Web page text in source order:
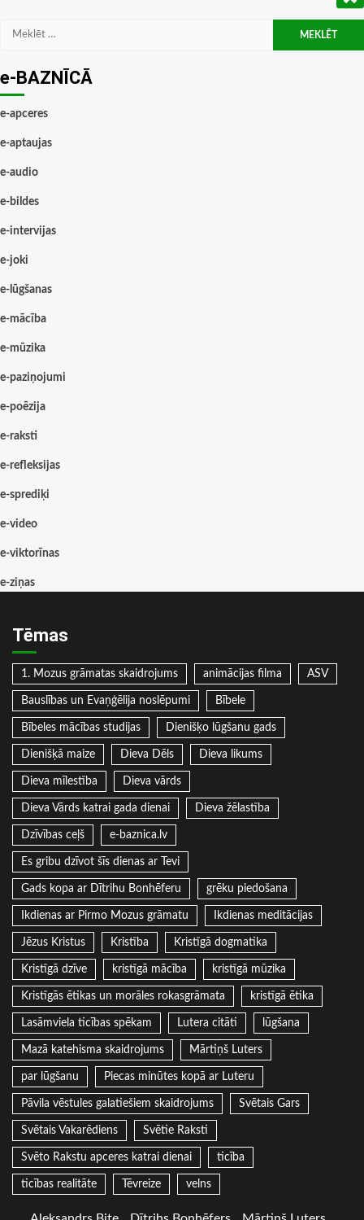
Meklēt:
e-BAZNĪCĀ
e-apceres
e-aptaujas
e-audio
e-bildes
e-intervijas
e-joki
e-lūgšanas
e-mācība
e-mūzika
e-paziņojumi
e-poēzija
e-raksti
e-refleksijas
e-sprediķi
e-video
e-viktorīnas
e-ziņas
Tēmas
1. Mozus grāmatas skaidrojums animācijas filma ASV
Bauslības un Evaņģēlija noslēpumi Bībele
Bībeles mācības studijas Dienišķo lūgšanu gads
Dienišķā maize Dieva Dēls Dieva likums
Dieva mīlestība Dieva vārds
Dieva Vārds katrai gada dienai Dieva žēlastība
Dzīvības ceļš e-baznica.lv
Es gribu dzīvot šīs dienas ar Tevi
Gads kopa ar Dītrihu Bonhēferu grēku piedošana
Ikdienas ar Pirmo Mozus grāmatu Ikdienas meditācijas
Jēzus Kristus Kristība Kristīgā dogmatika
Kristīgā dzīve kristīgā mācība kristīgā mūzika
Kristīgās ētikas un morāles rokasgrāmata kristīgā ētika
Lasāmviela ticības spēkam Lutera citāti lūgšana
Mazā katehisma skaidrojums Mārtiņš Luters
par lūgšanu Piecas minūtes kopā ar Luteru
Pāvila vēstules galatiešiem skaidrojums Svētais Gars
Svētais Vakarēdiens Svētie Raksti
Svēto Rakstu apceres katrai dienai ticība
ticības realitāte Tēvreize velns